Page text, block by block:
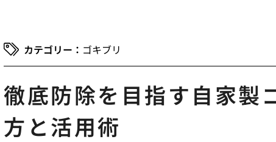
ゴキブリ
徹底防除を目指す自家製
方と活用術